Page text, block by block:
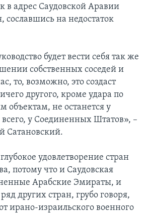
в адрес Саудовской Аравии
сославшись на недостаток
будет вести себя так же
собственных соседей и
то, возможно, это создаст
другого, кроме удара по
объектам, не останется у
у Соединенных Штатов», –
Сатановский.
удовлетворение стран
потому что и Саудовская
Арабские Эмираты, и
других стран, грубо говоря,
ирано-израильского военного